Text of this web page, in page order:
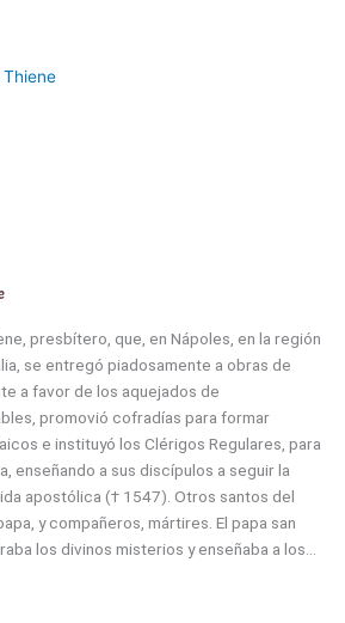
presbítero, que, en Nápoles, en la región
se entregó piadosamente a obras de
a favor de los aquejados de
promovió cofradías para formar
e instituyó los Clérigos Regulares, para
enseñando a sus discípulos a seguir la
apostólica († 1547). Otros santos del
y compañeros, mártires. El papa san
los divinos misterios y enseñaba a los